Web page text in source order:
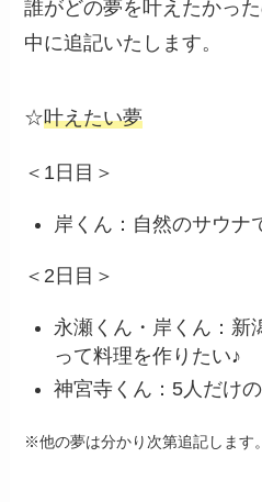
誰がどの夢を叶えたかっ
中に追記いたします。
☆叶えたい夢
＜1日目＞
岸くん：自然のサウナ
＜2日目＞
永瀬くん・岸くん：新
って料理を作りたい♪
神宮寺くん：5人だけ
※他の夢は分かり次第追記します。